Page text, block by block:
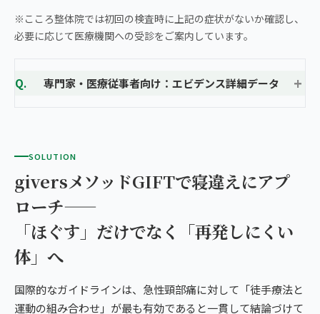
※こころ整体院では初回の検査時に上記の症状がないか確認し、
必要に応じて医療機関への受診をご案内しています。
専門家・医療従事者向け：エビデンス詳細データ
SOLUTION
giversメソッドGIFTで寝違えにアプ
ローチ——
「ほぐす」だけでなく「再発しにくい
体」へ
国際的なガイドラインは、急性頸部痛に対して「徒手療法と
運動の組み合わせ」が最も有効であると一貫して結論づけて